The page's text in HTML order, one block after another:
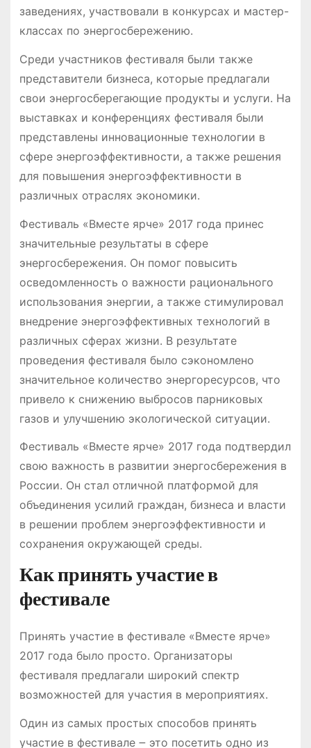
заведениях, участвовали в конкурсах и мастер-
классах по энергосбережению.
Среди участников фестиваля были также
представители бизнеса, которые предлагали
свои энергосберегающие продукты и услуги. На
выставках и конференциях фестиваля были
представлены инновационные технологии в
сфере энергоэффективности, а также решения
для повышения энергоэффективности в
различных отраслях экономики.
Фестиваль «Вместе ярче» 2017 года принес
значительные результаты в сфере
энергосбережения. Он помог повысить
осведомленность о важности рационального
использования энергии, а также стимулировал
внедрение энергоэффективных технологий в
различных сферах жизни. В результате
проведения фестиваля было сэкономлено
значительное количество энергоресурсов, что
привело к снижению выбросов парниковых
газов и улучшению экологической ситуации.
Фестиваль «Вместе ярче» 2017 года подтвердил
свою важность в развитии энергосбережения в
России. Он стал отличной платформой для
объединения усилий граждан, бизнеса и власти
в решении проблем энергоэффективности и
сохранения окружающей среды.
Как принять участие в
фестивале
Принять участие в фестивале «Вместе ярче»
2017 года было просто. Организаторы
фестиваля предлагали широкий спектр
возможностей для участия в мероприятиях.
Один из самых простых способов принять
участие в фестивале ౼ это посетить одно из